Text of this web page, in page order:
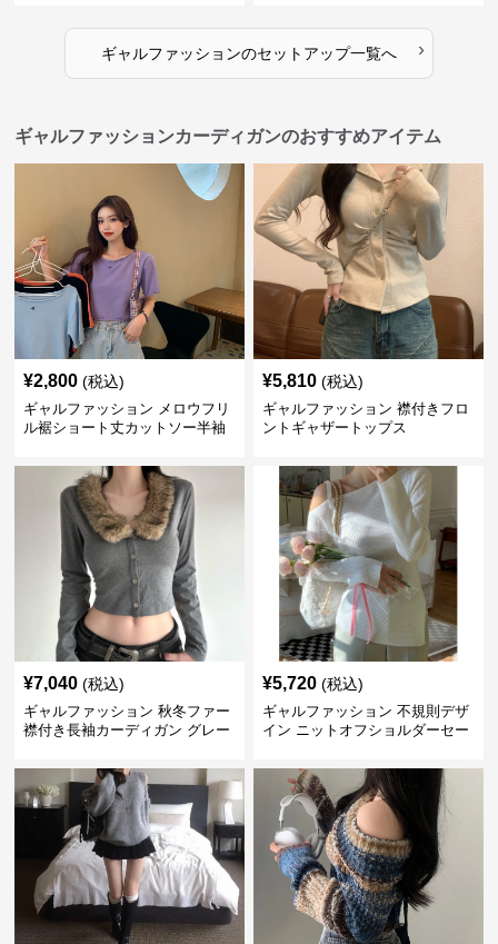
ギャルファッションのセットアップ一覧へ ›
ギャルファッションカーディガンのおすすめアイテム
¥2,800 (税込)
ギャルファッション メロウフリ
ル裾ショート丈カットソー半袖
¥5,810 (税込)
ギャルファッション 襟付きフロ
ントギャザートップス
¥7,040 (税込)
ギャルファッション 秋冬ファー
襟付き長袖カーディガン グレー
¥5,720 (税込)
ギャルファッション 不規則デザ
イン ニットオフショルダーセー